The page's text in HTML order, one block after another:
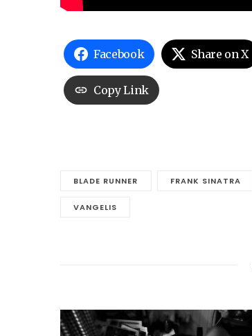
Facebook Share on X
Copy Link
BLADE RUNNER FRANK SINATRA
VANGELIS